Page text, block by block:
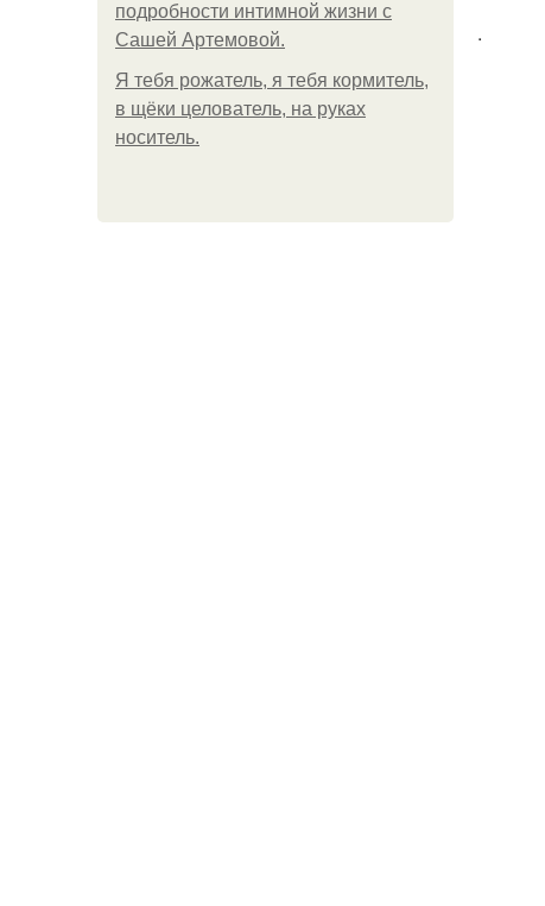
подробности интимной жизни с
Сашей Артемовой.
Я тебя рожатель, я тебя кормитель,
в щёки целователь, на руках
носитель.
.